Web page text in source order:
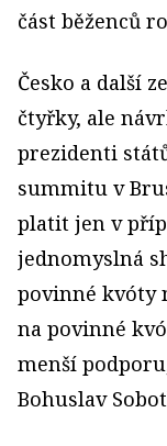
část běženců
Česko a další
čtyřky, ale
prezidenti
summitu v
platit jen v
jednomyslná
povinné kvóty
na povinné
menší
Bohuslav